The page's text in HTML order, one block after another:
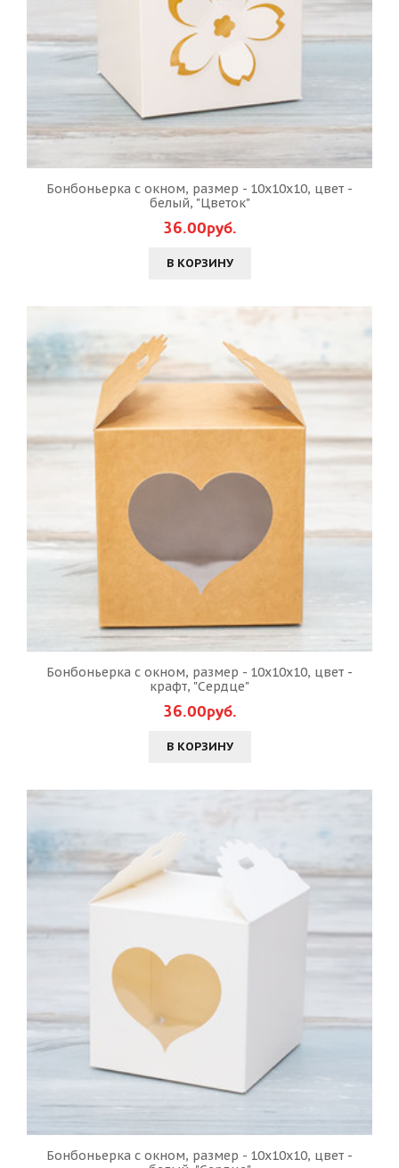
Бонбоньерка с окном, размер - 10х10х10, цвет -
белый, "Цветок"
36.00руб.
В КОРЗИНУ
Бонбоньерка с окном, размер - 10х10х10, цвет -
крафт, "Сердце"
36.00руб.
В КОРЗИНУ
Бонбоньерка с окном, размер - 10х10х10, цвет -